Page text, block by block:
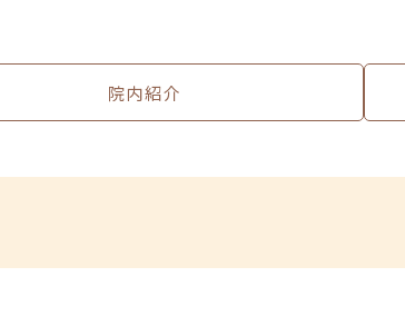
院内紹介